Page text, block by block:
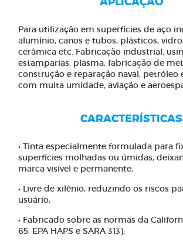
Para utilização em superfícies de aço
alumínio, canos e tubos, plásticos,
cerâmica etc. Fabricação industrial,
estamparias, plasma, fabricação de
construção e reparação naval, petróleo
com muita umidade, aviação e
CARACTERÍSTICAS
• Tinta especialmente formulada para
superfícies molhadas ou úmidas,
marca visível e permanente;
• Livre de xilênio, reduzindo os riscos
usuário;
• Fabricado sobre as normas da
65, EPA HAPS e SARA 313);